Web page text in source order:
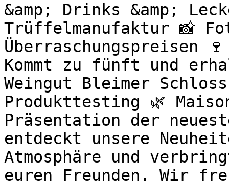
&amp; Drinks &amp;
Trüffelmanufaktur 📸
Überraschungspreisen
Kommt zu fünft und
Weingut Bleimer
Produkttesting 🌿
Präsentation der
entdeckt unsere
Atmosphäre und
euren Freunden. Wir